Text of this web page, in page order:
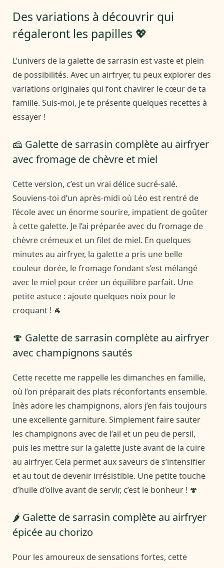
Des variations à découvrir qui
régaleront les papilles 💖
L’univers de la galette de sarrasin est vaste et plein
de possibilités. Avec un airfryer, tu peux explorer des
variations originales qui font chavirer le cœur de ta
famille. Suis-moi, je te présente quelques recettes à
essayer !
🧀 Galette de sarrasin complète au airfryer
avec fromage de chèvre et miel
Cette version, c’est un vrai délice sucré-salé.
Souviens-toi d’un après-midi où Léo est rentré de
l’école avec un énorme sourire, impatient de goûter
à cette galette. Je l’ai préparée avec du fromage de
chèvre crémeux et un filet de miel. En quelques
minutes au airfryer, la galette a pris une belle
couleur dorée, le fromage fondant s’est mélangé
avec le miel pour créer un équilibre parfait. Une
petite astuce : ajoute quelques noix pour le
croquant ! 🐐
🍄 Galette de sarrasin complète au airfryer
avec champignons sautés
Cette recette me rappelle les dimanches en famille,
où l’on préparait des plats réconfortants ensemble.
Inès adore les champignons, alors j’en fais toujours
une excellente garniture. Simplement faire sauter
les champignons avec de l’ail et un peu de persil,
puis les mettre sur la galette juste avant de la cuire
au airfryer. Cela permet aux saveurs de s’intensifier
et au tout de devenir irrésistible. Une petite touche
d’huile d’olive avant de servir, c’est le bonheur ! 🍄
🌶️ Galette de sarrasin complète au airfryer
épicée au chorizo
Pour les amoureux de sensations fortes, cette